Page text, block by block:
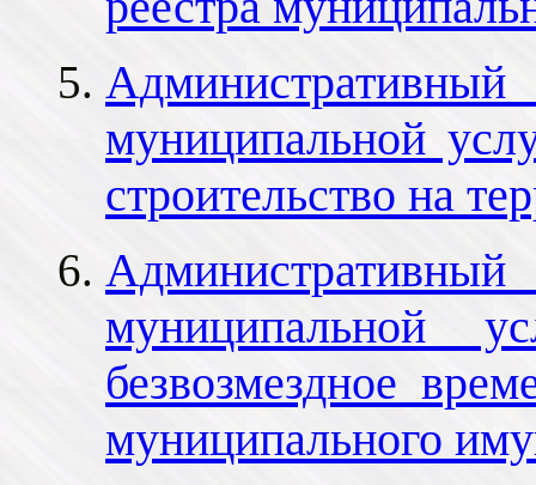
Административный
муниципальной
строительство на
Административный
муниципальной
безвозмездное
муниципального